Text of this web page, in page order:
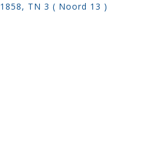
1858, TN 3 ( Noord 13 )